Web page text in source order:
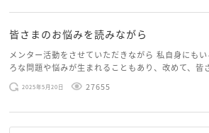
皆さまのお悩みを読みながら
メンター活動をさせていただきながら 私自身にも
ろな問題や悩みが生まれることもあり、改めて、皆
のお悩みを読みながら 「みんな、もがいてる。わた
だけじゃないんだな」と、逆に励まされるような日
2025年5月20日 27655